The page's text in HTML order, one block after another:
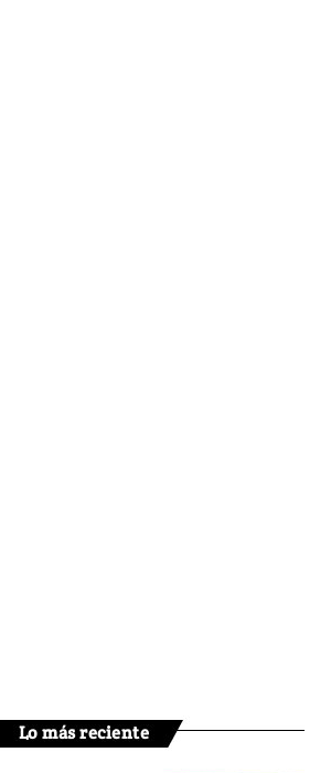
Lo más reciente